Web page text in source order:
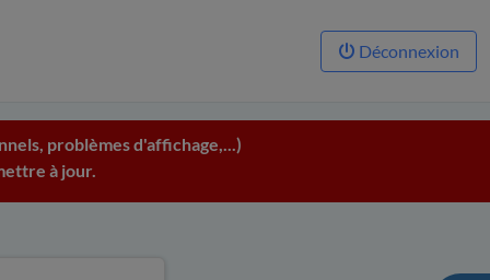
Déconnexion
problèmes d'affichage,...)
à jour.